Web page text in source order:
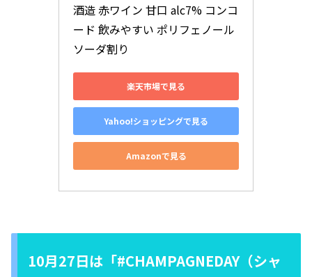
酒造 赤ワイン 甘口 alc7% コンコ
ード 飲みやすい ポリフェノール
ソーダ割り
楽天市場で見る
Yahoo!ショッピングで見る
Amazonで見る
10月27日は「#CHAMPAGNEDAY（シャ